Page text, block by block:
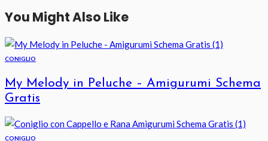
You Might Also Like
CONIGLIO
My Melody in Peluche – Amigurumi Schema
Gratis
CONIGLIO